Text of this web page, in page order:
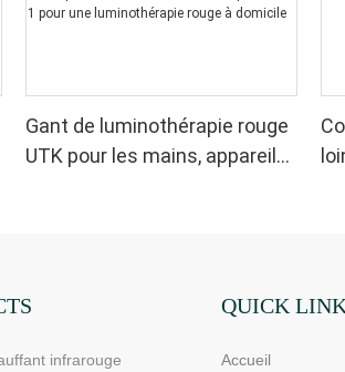
Gant de luminothérapie rouge
UTK pour les mains, appareil
performance 660/850 nm, 4
luminothérapie rouge à
infrarouge
QUICK
Accueil